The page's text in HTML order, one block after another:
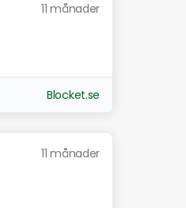
11 månader
Blocket.se
11 månader